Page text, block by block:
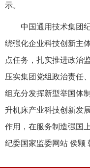
示。
中国通用技术集团
绕强化企业科技创新主
点任务，扎实推进政治
压实集团党组政治责任
组充分发挥新型举国体
升机床产业科技创新发
作用，在服务制造强国
纪委国家监委网站 侯颗